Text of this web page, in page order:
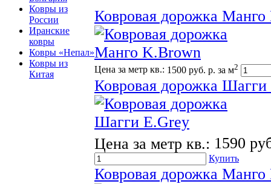
Ковры из
России
Иранские
ковры
Ковры «Непал»
Ковры из
Китая
Ковровая дорожка
Цена за метр кв.: 1500 руб. р. за м2
Ковровая дорожка
Цена за метр кв.: 1590
Купить
Ковровая дорожка